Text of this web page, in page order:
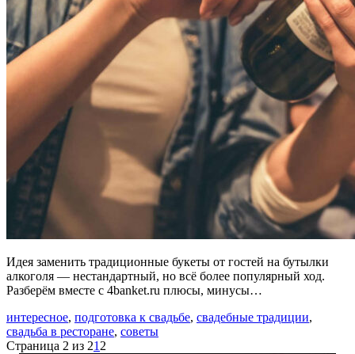
Идея заменить традиционные букеты от гостей на бутылки
алкоголя — нестандартный, но всё более популярный ход.
Разберём вместе с 4banket.ru плюсы, минусы…
интересное, подготовка к свадьбе, свадебные традиции,
свадьба в ресторане, советы
Страница 2 из 21 2